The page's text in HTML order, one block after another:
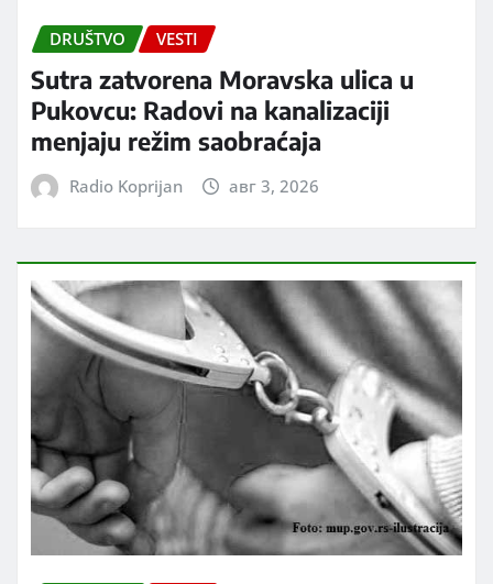
DRUŠTVO VESTI
Sutra zatvorena Moravska ulica u
Pukovcu: Radovi na kanalizaciji
menjaju režim saobraćaja
Radio Koprijan авг 3, 2026